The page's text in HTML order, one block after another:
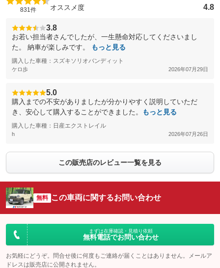
831件 オススメ度 4.8
3.8
お若い担当者さんでしたが、一生懸命対応してくださいまし
た。 納車が楽しみです。
もっと見る
購入した車種：スズキソリオバンディット
ケロ歩 2026年07月29日
5.0
購入までの不安がありましたが分かりやすく説明していただ
き、安心して購入することができました。
もっと見る
購入した車種：日産エクストレイル
h 2026年07月26日
この販売店のレビュー一覧を見る
無料 この車両に関するお問い合わせ
まずは在庫確認・見積り依頼
無料電話でお問い合わせ
お気軽にどうぞ。問合せ後に何度もご連絡が届くことはありません。メールア
ドレスは販売店に公開されません。